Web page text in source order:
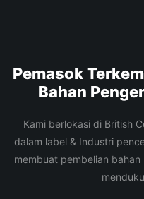
Pemasok
Bahan
Kami berlokasi di British
dalam label & Industri
membuat pembelian